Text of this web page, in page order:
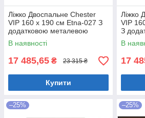
Ліжко Двоспальне Chester
VIP 160 х 190 см Etna-027 З
додатковою металевою
цільнозварною рамою
Коричневий
В наявності
17 485,65 ₴ 23 315 ₴
Купити
Ліжко
VIP
З
В
17
–25% –25%